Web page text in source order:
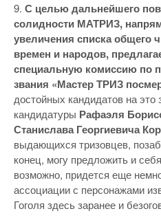
9. С целью дальнейшего
солидности МАТРИЗ,
увеличения списка общего
времен и народов,
специальную комиссию по
звания «Мастер ТРИЗ
достойных кандидатов на это
кандидатуры Рафаэля
Станислава Георгиевича
выдающихся тризовцев,
конец, могу предложить и
возможно, придется еще
ассоциации с персонажами
Гоголя здесь заранее и